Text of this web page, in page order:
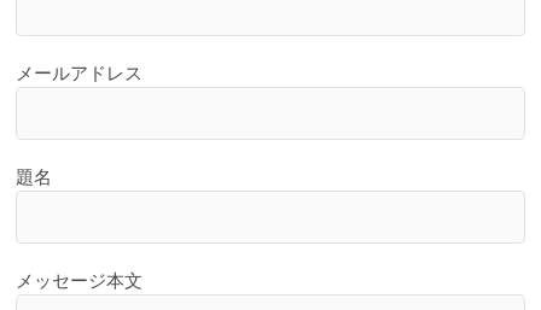
メールアドレス
題名
メッセージ本文